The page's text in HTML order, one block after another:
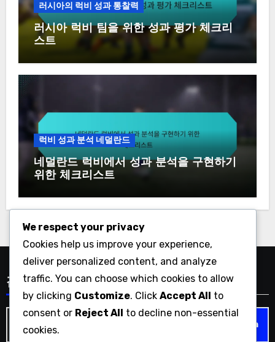
러시아의 럭비 성과 통찰력
러시아 럭비 팀을 위한 성과 평가 체크리
스트
럭비 성과 분석 네덜란드
네덜란드 럭비에서 성과 분석을 구현하기
위한 체크리스트
검색
Search
We respect your privacy
Cookies help us improve your experience,
deliver personalized content, and analyze
traffic. You can choose which cookies to allow
by clicking Customize. Click Accept All to
consent or Reject All to decline non-essential
cookies.